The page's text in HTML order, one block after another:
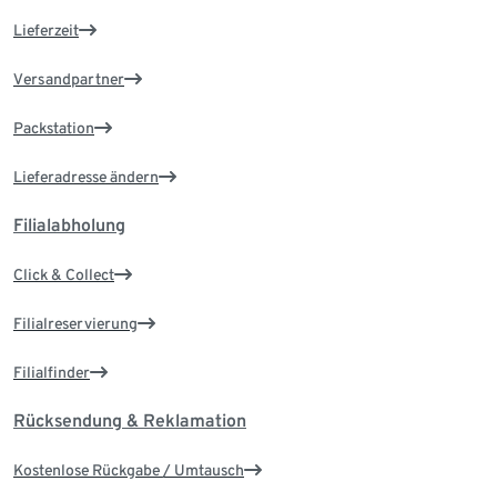
Lieferzeit
Versandpartner
Packstation
Lieferadresse ändern
Filialabholung
Click & Collect
Filialreservierung
Filialfinder
Rücksendung & Reklamation
Kostenlose Rückgabe / Umtausch